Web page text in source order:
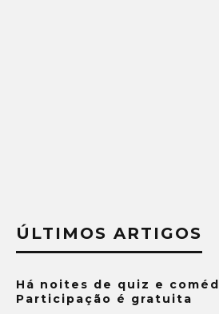
ÚLTIMOS ARTIGOS
Há noites de quiz e
Participação é gratuita